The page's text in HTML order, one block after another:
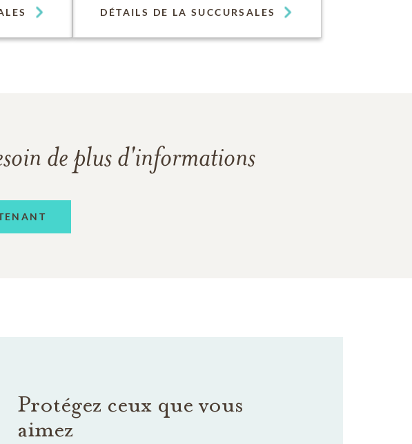
DÉTAILS DE LA SUCCURSALES
de plus d'informations
Protégez ceux que vous
aimez